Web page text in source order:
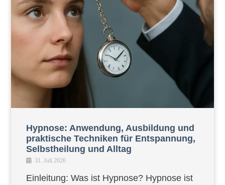
Hypnose: Anwendung, Ausbildung und
praktische Techniken für Entspannung,
Selbstheilung und Alltag
31. Juli 2026
Einleitung: Was ist Hypnose? Hypnose ist